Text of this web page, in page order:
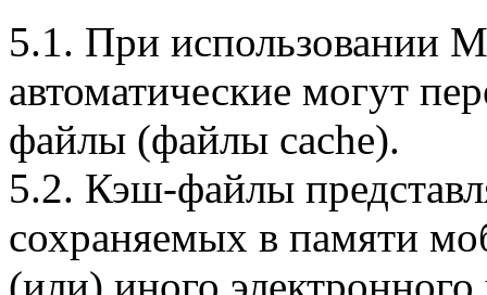
5.1. При использовании
автоматические могут
файлы (файлы cache).
5.2. Кэш-файлы
сохраняемых в памяти